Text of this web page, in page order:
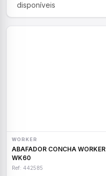
disponíveis
WORKER
ABAFADOR CONCHA WORKER
WK60
Ref: 442585